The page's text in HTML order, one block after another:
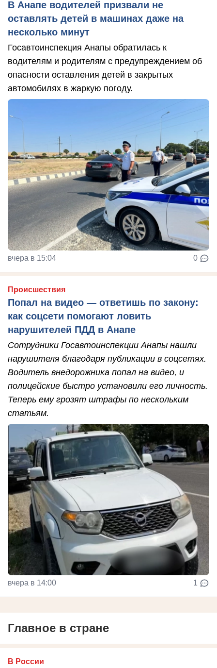
В Анапе водителей призвали не
оставлять детей в машинах даже на
несколько минут
Госавтоинспекция Анапы обратилась к
водителям и родителям с предупреждением об
опасности оставления детей в закрытых
автомобилях в жаркую погоду.
вчера в 15:04 0
Происшествия
Попал на видео — ответишь по закону:
как соцсети помогают ловить
нарушителей ПДД в Анапе
Сотрудники Госавтоинспекции Анапы нашли
нарушителя благодаря публикации в соцсетях.
Водитель внедорожника попал на видео, и
полицейские быстро установили его личность.
Теперь ему грозят штрафы по нескольким
статьям.
вчера в 14:00 1
Главное в стране
В России